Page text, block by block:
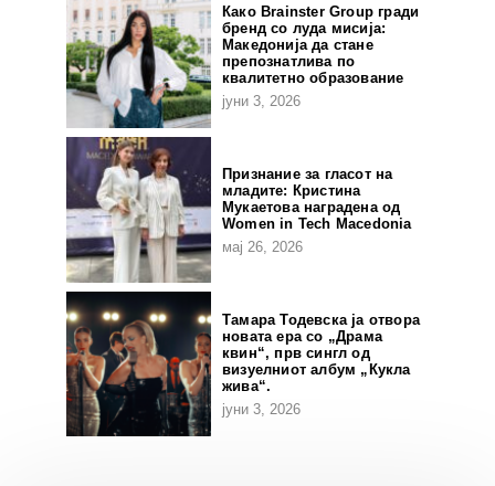
Како Brainster Group гради
бренд со луда мисија:
Македонија да стане
препознатлива по
квалитетно образование
јуни 3, 2026
Признание за гласот на
младите: Кристина
Мукаетова наградена од
Women in Tech Macedonia
мај 26, 2026
Тамара Тодевска ја отвора
новата ера со „Драма
квин“, прв сингл од
визуелниот албум „Кукла
жива“.
јуни 3, 2026